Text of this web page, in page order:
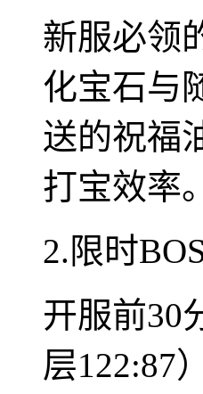
新服必领
化宝石与
送的祝福
打宝效率。
2.限时
开服前30
层122:87